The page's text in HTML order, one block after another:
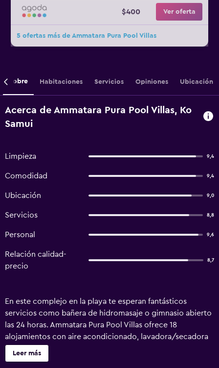
$400 Ver oferta
5 ofertas más de Ammatara Pura Pool Villas
Sobre Habitaciones Servicios Opiniones Ubicación
Acerca de Ammatara Pura Pool Villas, Ko
Samui
Limpieza 9,4
Comodidad 9,4
Ubicación 9,0
Servicios 8,8
Personal 9,6
Relación calidad-
precio
8,7
En este complejo en la playa te esperan fantásticos
servicios como bañera de hidromasaje o gimnasio abierto
las 24 horas. Ammatara Pura Pool Villas ofrece 18
alojamientos con aire acondicionado, lavadora/secadora
y minibar. Las habitaciones disponen de balcón o patio. Se
ofrece una televisión LCD con canales por satélite. En este
Leer más